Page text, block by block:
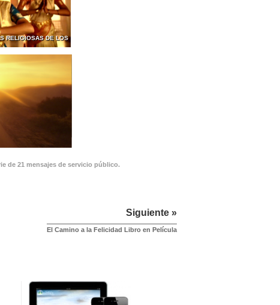
RELIGIOSAS DE LOS
de 21 mensajes de servicio público.
Siguiente »
El Camino a la Felicidad Libro en Película